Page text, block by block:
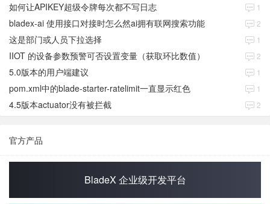
如何让APIKEY超级令牌每次都不写日志 1
bladex-ai 使用接口对接时怎么然ai拥有联网搜索功能 2
这是部门或人员下拉选择 1
IIOT 的设备参数预警可否设置变量（获取环比数值） 2
5.0版本的用户端建议 1
pom.xml中的blade-starter-ratelimit一直显示红色 1
4.5版本actuator没有被拦截 2
官方产品
BladeX 企业级开发平台